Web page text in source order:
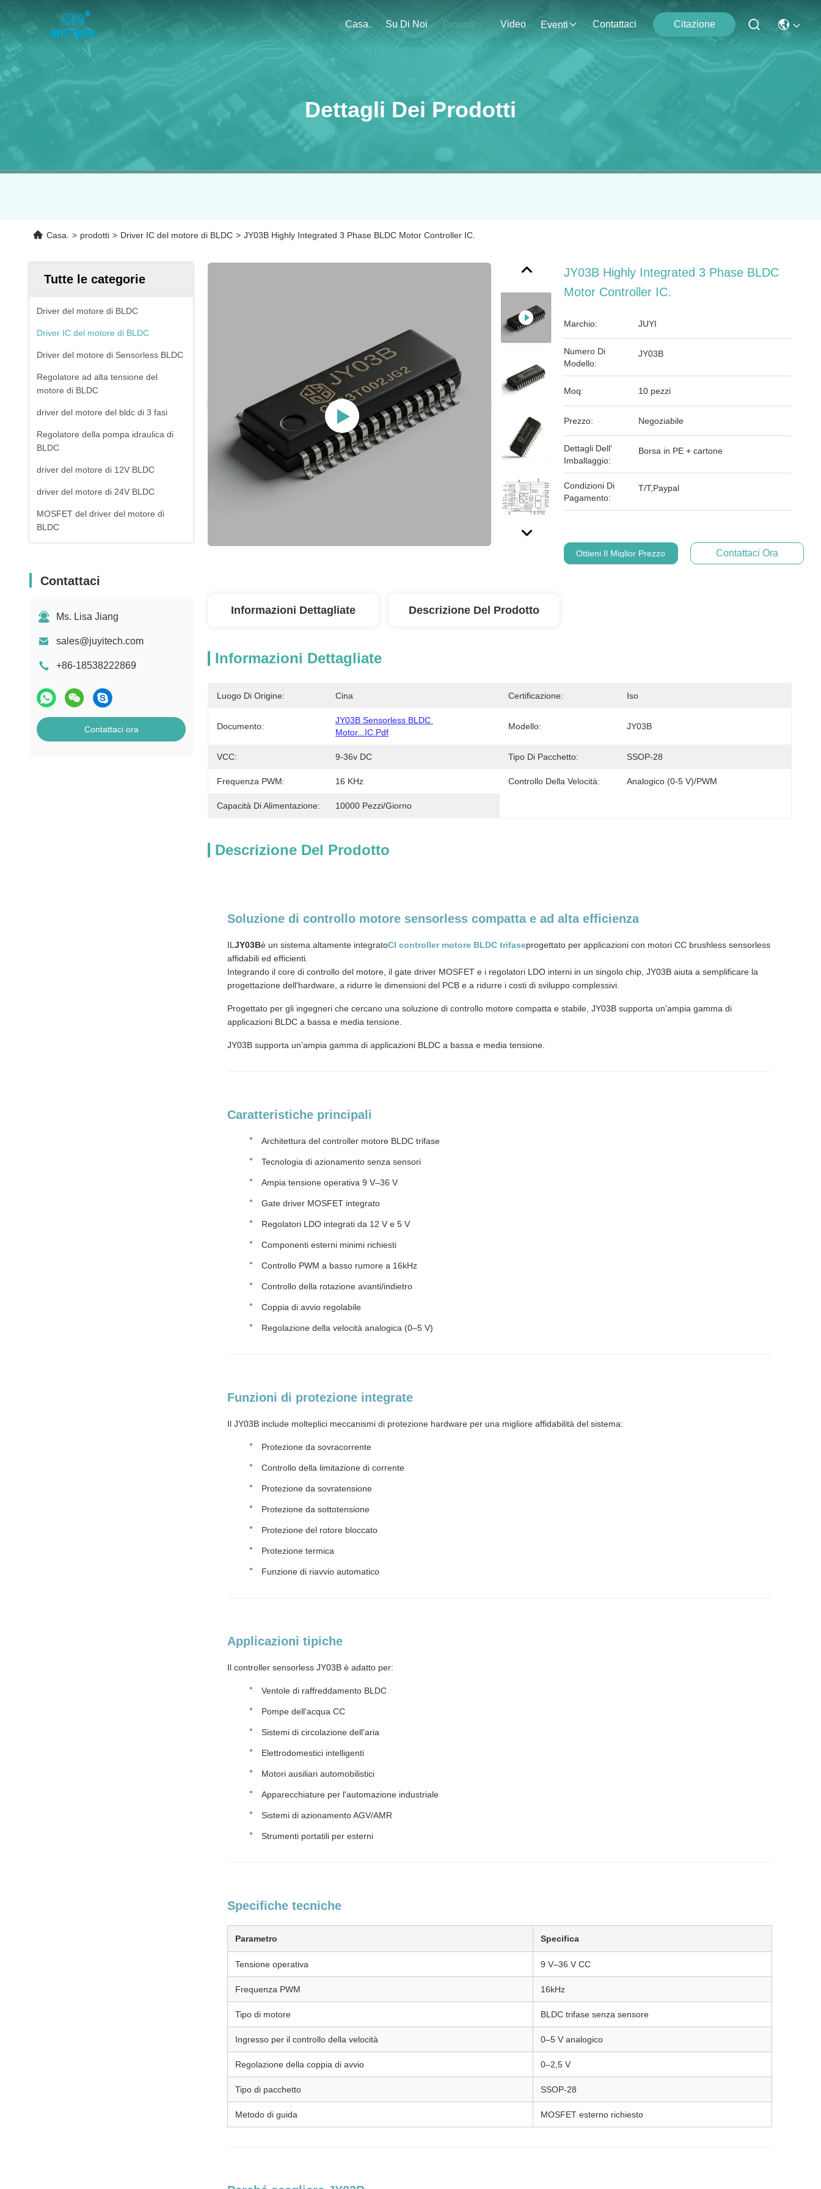
Casa. Su Di Noi Prodotti Video Eventi Contattaci Citazione
Dettagli Dei Prodotti
Casa. > prodotti > Driver IC del motore di BLDC > JY03B Highly Integrated 3 Phase BLDC Motor Controller IC.
Tutte le categorie
Driver del motore di BLDC
Driver IC del motore di BLDC
Driver del motore di Sensorless BLDC
Regolatore ad alta tensione del
motore di BLDC
driver del motore del bldc di 3 fasi
Regolatore della pompa idraulica di
BLDC
driver del motore di 12V BLDC
driver del motore di 24V BLDC
MOSFET del driver del motore di
BLDC
Contattaci
Ms. Lisa Jiang
sales@juyitech.com
+86-18538222869
Contattaci ora
JY03B Highly Integrated 3 Phase BLDC
Motor Controller IC.
Marchio: JUYI
Numero Di
Modello:
JY03B
Moq: 10 pezzi
Prezzo: Negoziabile
Dettagli Dell'
Imballaggio:
Borsa in PE + cartone
Condizioni Di
Pagamento:
T/T,Paypal
Ottieni Il Miglior Prezzo Contattaci Ora
Informazioni Dettagliate Descrizione Del Prodotto
Informazioni Dettagliate
Luogo Di Origine: Cina Certificazione: Iso
Documento:
JY03B Sensorless BLDC
Motor...IC.pdf
Modello: JY03B
VCC: 9-36v DC Tipo Di Pacchetto: SSOP-28
Frequenza PWM: 16 KHz Controllo Della Velocità: Analogico (0-5 V)/PWM
Capacità Di Alimentazione: 10000 Pezzi/giorno
Descrizione Del Prodotto
Soluzione di controllo motore sensorless compatta e ad alta efficienza
IL JY03Bè un sistema altamente integratoCI controller motore BLDC trifaseprogettato per applicazioni con motori CC brushless sensorless
affidabili ed efficienti.
Integrando il core di controllo del motore, il gate driver MOSFET e i regolatori LDO interni in un singolo chip, JY03B aiuta a semplificare la
progettazione dell'hardware, a ridurre le dimensioni del PCB e a ridurre i costi di sviluppo complessivi.
Progettato per gli ingegneri che cercano una soluzione di controllo motore compatta e stabile, JY03B supporta un'ampia gamma di
applicazioni BLDC a bassa e media tensione.
JY03B supporta un'ampia gamma di applicazioni BLDC a bassa e media tensione.
Caratteristiche principali
Architettura del controller motore BLDC trifase
Tecnologia di azionamento senza sensori
Ampia tensione operativa 9 V–36 V
Gate driver MOSFET integrato
Regolatori LDO integrati da 12 V e 5 V
Componenti esterni minimi richiesti
Controllo PWM a basso rumore a 16kHz
Controllo della rotazione avanti/indietro
Coppia di avvio regolabile
Regolazione della velocità analogica (0–5 V)
Funzioni di protezione integrate
Il JY03B include molteplici meccanismi di protezione hardware per una migliore affidabilità del sistema:
Protezione da sovracorrente
Controllo della limitazione di corrente
Protezione da sovratensione
Protezione da sottotensione
Protezione del rotore bloccato
Protezione termica
Funzione di riavvio automatico
Applicazioni tipiche
Il controller sensorless JY03B è adatto per:
Ventole di raffreddamento BLDC
Pompe dell'acqua CC
Sistemi di circolazione dell'aria
Elettrodomestici intelligenti
Motori ausiliari automobilistici
Apparecchiature per l'automazione industriale
Sistemi di azionamento AGV/AMR
Strumenti portatili per esterni
Specifiche tecniche
Parametro Specifica
Tensione operativa 9 V–36 V CC
Frequenza PWM 16kHz
Tipo di motore BLDC trifase senza sensore
Ingresso per il controllo della velocità 0–5 V analogico
Regolazione della coppia di avvio 0–2,5 V
Tipo di pacchetto SSOP-28
Metodo di guida MOSFET esterno richiesto